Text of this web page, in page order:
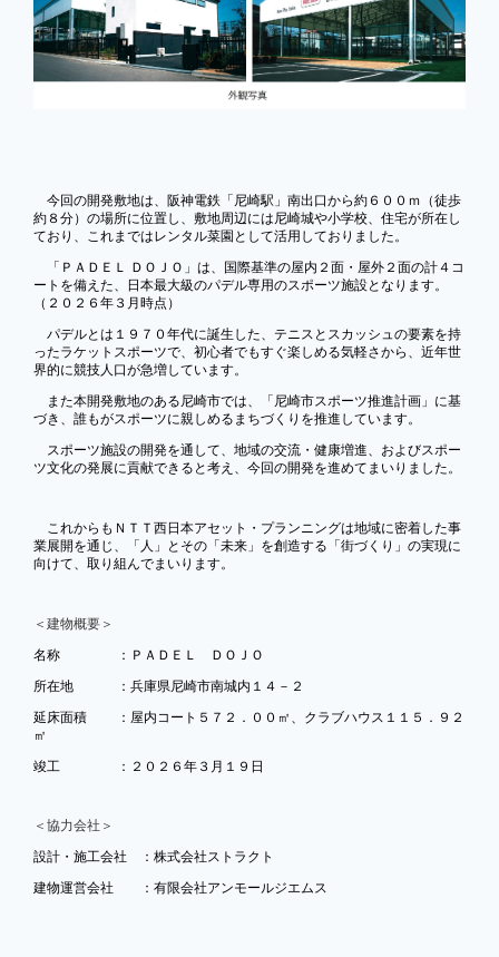
今回の開発敷地は、阪神電鉄「尼崎駅」南出口から約６００ｍ（徒歩
約８分）の場所に位置し、敷地周辺には尼崎城や小学校、住宅が所在し
ており、これまではレンタル菜園として活用しておりました。
「ＰＡＤＥＬ ＤＯＪＯ」は、国際基準の屋内２面・屋外２面の計４コ
ートを備えた、日本最大級のパデル専用のスポーツ施設となります。
（２０２６年３月時点）
パデルとは１９７０年代に誕生した、テニスとスカッシュの要素を持
ったラケットスポーツで、初心者でもすぐ楽しめる気軽さから、近年世
界的に競技人口が急増しています。
また本開発敷地のある尼崎市では、「尼崎市スポーツ推進計画」に基
づき、誰もがスポーツに親しめるまちづくりを推進しています。
スポーツ施設の開発を通して、地域の交流・健康増進、およびスポー
ツ文化の発展に貢献できると考え、今回の開発を進めてまいりました。
これからもＮＴＴ西日本アセット・プランニングは地域に密着した事
業展開を通じ、「人」とその「未来」を創造する「街づくり」の実現に
向けて、取り組んでまいります。
＜建物概要＞
名称 ：ＰＡＤＥＬ ＤＯＪＯ
所在地 ：兵庫県尼崎市南城内１４－２
延床面積 ：屋内コート５７２．００㎡、クラブハウス１１５．９２
㎡
竣工 ：２０２６年３月１９日
＜協力会社＞
設計・施工会社 ：株式会社ストラクト
建物運営会社 ：有限会社アンモールジエムス